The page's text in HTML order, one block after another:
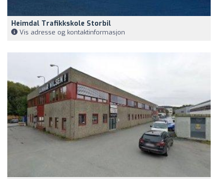
Heimdal Trafikkskole Storbil
Vis adresse og kontaktinformasjon